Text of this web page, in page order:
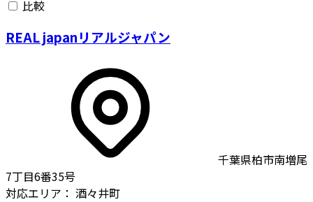
比較
REAL japanリアルジャパン
千葉県柏市南増尾
7丁目6番35号
対応エリア： 酒々井町